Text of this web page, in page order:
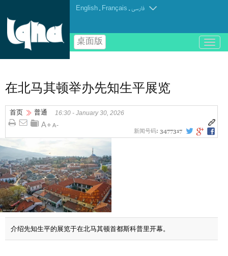
English . Français .فارسی
桌面版
باز
و
在北马其顿举办先知生平展览
首页 普通 16:30 - January 30, 2026
新闻号码: 3477317
介绍先知生平的展览于在北马其顿首都斯科普里开幕。